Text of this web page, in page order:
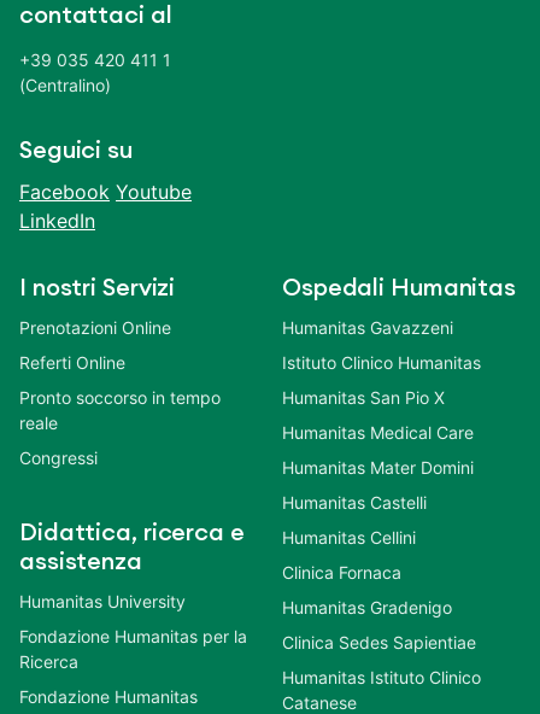
contattaci al
+39 035 420 411 1
(Centralino)
Seguici su
Facebook Youtube
LinkedIn
I nostri Servizi
Prenotazioni Online
Referti Online
Pronto soccorso in tempo
reale
Congressi
Didattica, ricerca e
assistenza
Humanitas University
Fondazione Humanitas per la
Ricerca
Fondazione Humanitas
Ospedali Humanitas
Humanitas Gavazzeni
Istituto Clinico Humanitas
Humanitas San Pio X
Humanitas Medical Care
Humanitas Mater Domini
Humanitas Castelli
Humanitas Cellini
Clinica Fornaca
Humanitas Gradenigo
Clinica Sedes Sapientiae
Humanitas Istituto Clinico
Catanese